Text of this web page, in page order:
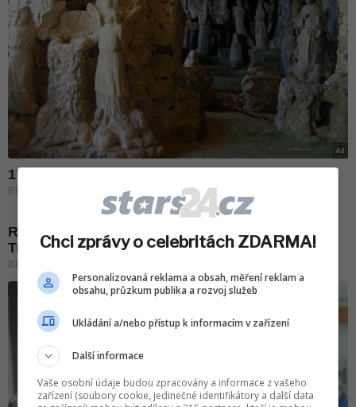
Chci zprávy o celebritách ZDARMA!
Personalizovaná reklama a obsah, měření reklam a
obsahu, průzkum publika a rozvoj služeb
Ukládání a/nebo přístup k informacím v zařízení
Další informace
Vaše osobní údaje budou zpracovány a informace z vašeho
zařízení (soubory cookie, jedinečné identifikátory a další data